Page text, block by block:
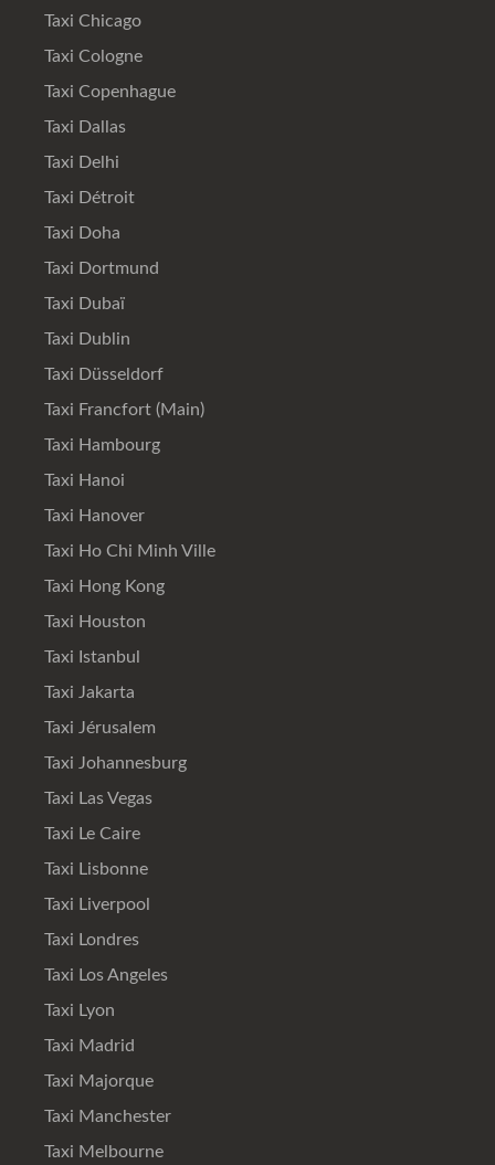
Taxi Chicago
Taxi Cologne
Taxi Copenhague
Taxi Dallas
Taxi Delhi
Taxi Détroit
Taxi Doha
Taxi Dortmund
Taxi Dubaï
Taxi Dublin
Taxi Düsseldorf
Taxi Francfort (Main)
Taxi Hambourg
Taxi Hanoi
Taxi Hanover
Taxi Ho Chi Minh Ville
Taxi Hong Kong
Taxi Houston
Taxi Istanbul
Taxi Jakarta
Taxi Jérusalem
Taxi Johannesburg
Taxi Las Vegas
Taxi Le Caire
Taxi Lisbonne
Taxi Liverpool
Taxi Londres
Taxi Los Angeles
Taxi Lyon
Taxi Madrid
Taxi Majorque
Taxi Manchester
Taxi Melbourne